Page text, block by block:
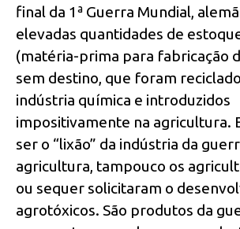
final da 1ª Guerra Mundial,
elevadas quantidades de
(matéria-prima para fabricação
sem destino, que foram
indústria química e introduzidos
impositivamente na agricultura.
ser o “lixão” da indústria da
agricultura, tampouco os
ou sequer solicitaram o
agrotóxicos. São produtos da